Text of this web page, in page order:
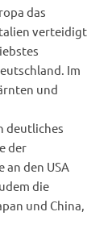
das
verteidigt
Im
und
deutliches
der
an den USA
die
und China,